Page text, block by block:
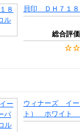
貝印 ＤＨ７１
総合評価
ウィナーズ イ
ト） ホワイト